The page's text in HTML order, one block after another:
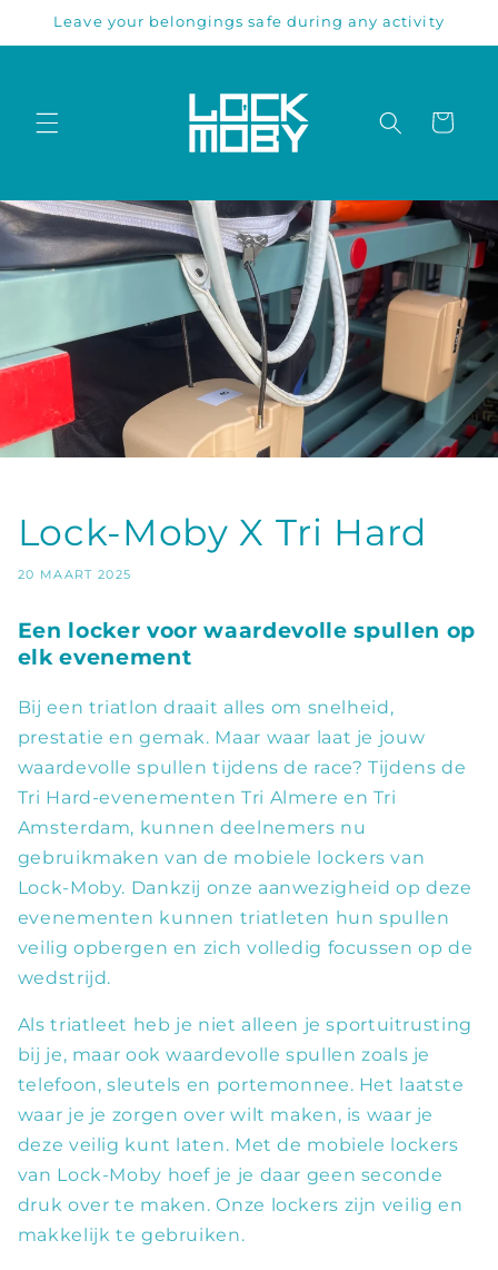
naar de
content
Leave your belongings safe during any activity
Lock-Moby X Tri Hard
20 MAART 2025
Een locker voor waardevolle spullen op
elk evenement
Bij een triatlon draait alles om snelheid,
prestatie en gemak. Maar waar laat je jouw
waardevolle spullen tijdens de race? Tijdens de
Tri Hard-evenementen Tri Almere en Tri
Amsterdam, kunnen deelnemers nu
gebruikmaken van de mobiele lockers van
Lock-Moby. Dankzij onze aanwezigheid op deze
evenementen kunnen triatleten hun spullen
veilig opbergen en zich volledig focussen op de
wedstrijd.
Als triatleet heb je niet alleen je sportuitrusting
bij je, maar ook waardevolle spullen zoals je
telefoon, sleutels en portemonnee. Het laatste
waar je je zorgen over wilt maken, is waar je
deze veilig kunt laten. Met de mobiele lockers
van Lock-Moby hoef je je daar geen seconde
druk over te maken. Onze lockers zijn veilig en
makkelijk te gebruiken.